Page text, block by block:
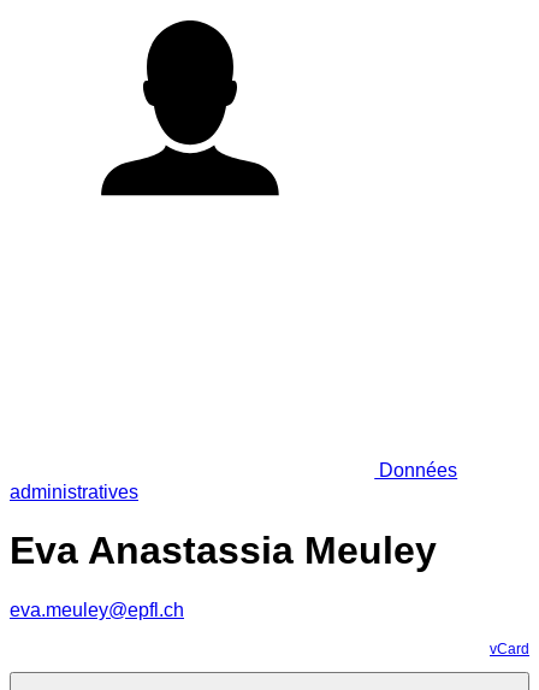
Données
administratives
Eva Anastassia Meuley
eva.meuley@epfl.ch
vCard